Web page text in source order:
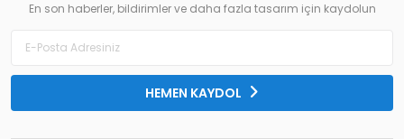
En son haberler, bildirimler ve daha fazla tasarım için kaydolun
HEMEN KAYDOL